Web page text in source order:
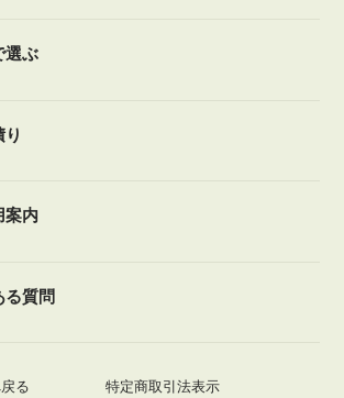
選ぶ
り
案内
る質問
る 特定商取引法表示